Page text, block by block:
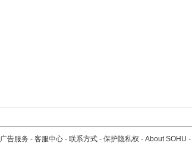
广告服务 - 客服中心 - 联系方式 - 保护隐私权 - About SOHU -